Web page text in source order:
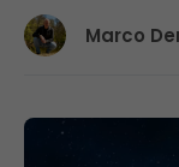
Marco